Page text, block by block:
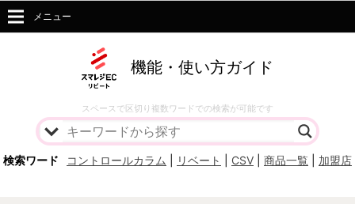
機能・使い方ガイド
スペースで区切り複数ワードでの検索が可能です
検索ワード コントロールカラム リベート CSV 商品一覧 加盟店
メニュー